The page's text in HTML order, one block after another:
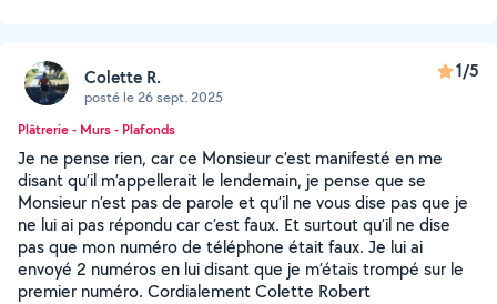
Colette R.
posté le 26 sept. 2025
1/5
Plâtrerie - Murs - Plafonds
Je ne pense rien, car ce Monsieur c’est manifesté en me
disant qu’il m’appellerait le lendemain, je pense que se
Monsieur n’est pas de parole et qu’il ne vous dise pas que je
ne lui ai pas répondu car c’est faux. Et surtout qu’il ne dise
pas que mon numéro de téléphone était faux. Je lui ai
envoyé 2 numéros en lui disant que je m’étais trompé sur le
premier numéro. Cordialement Colette Robert